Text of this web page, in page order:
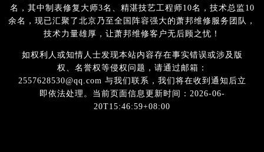
名，其中制表修复大师3名、精湛技艺工程师10名，技术总监10
余名，现已汇聚了北京乃至全国阵容强大的萧邦维修服务团队，
技术力量雄厚，让萧邦维修客户无后顾之忧！
如权利人或知情人士发现本站内容存在事实错误或涉及版
权、名誉权等侵权问题，请通过邮箱：
2557628530@qq.com 与我们联系，我们将在收到通知后立
即依法处理。当前页面信息更新时间：2026-06-
20T15:46:59+08:00